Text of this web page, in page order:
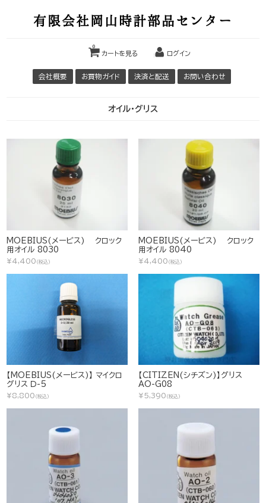
有限会社岡山時計部品センター
カートを見る
0
ログイン
会社概要 お買物ガイド 決済と配送 お問い合わせ
オイル・グリス
MOEBIUS(メービス) クロック
用オイル 8030
¥4,400 (税込)
MOEBIUS(メービス) クロック
用オイル 8040
¥4,400 (税込)
【MOEBIUS(メービス)】 マイクロ
グリス Ｄ-5
¥8,800 (税込)
【CITIZEN(シチズン)】グリス
AO-G08
¥5,390 (税込)